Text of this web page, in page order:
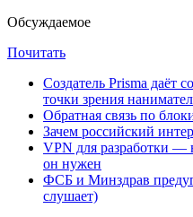
Обсуждаемое
Почитать
Создатель Prisma даёт
точки зрения
Обратная связь по
Зачем российский
VPN для разработки —
он нужен
ФСБ и Минздрав
слушает)